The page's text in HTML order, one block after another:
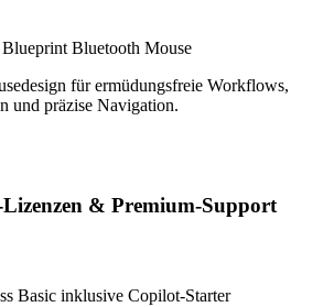
Bluetooth Mouse
für ermüdungsfreie Workflows,
und präzise Navigation.
& Premium-Support
Basic inklusive Copilot-Starter